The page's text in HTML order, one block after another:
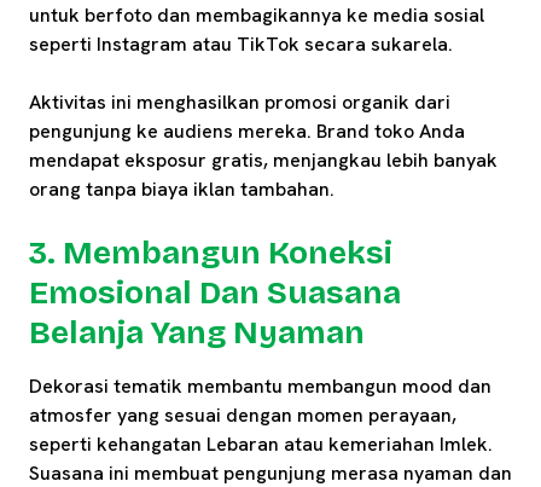
untuk berfoto dan membagikannya ke media sosial
seperti Instagram atau TikTok secara sukarela.
Aktivitas ini menghasilkan promosi organik dari
pengunjung ke audiens mereka. Brand toko Anda
mendapat eksposur gratis, menjangkau lebih banyak
orang tanpa biaya iklan tambahan.
3. Membangun Koneksi
Emosional Dan Suasana
Belanja Yang Nyaman
Dekorasi tematik membantu membangun mood dan
atmosfer yang sesuai dengan momen perayaan,
seperti kehangatan Lebaran atau kemeriahan Imlek.
Suasana ini membuat pengunjung merasa nyaman dan